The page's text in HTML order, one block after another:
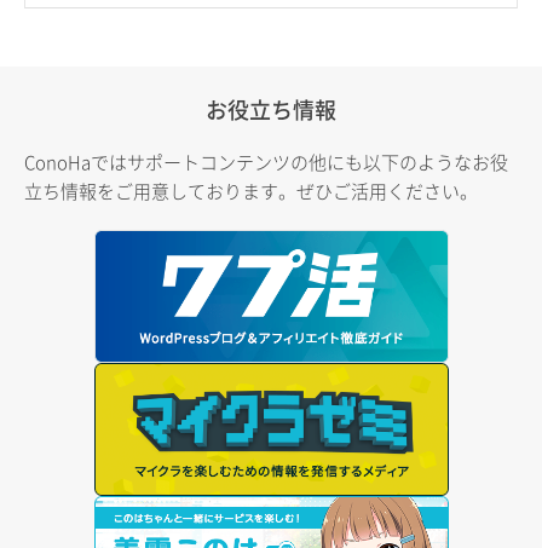
お役立ち情報
ConoHaではサポートコンテンツの他にも以下のようなお役
立ち情報をご用意しております。ぜひご活用ください。